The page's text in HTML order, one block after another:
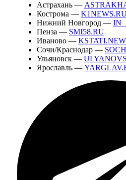
Астрахань —
Кострома —
Нижний Новгород —
Пенза — SMI58.RU
Иваново —
Сочи/Краснодар —
Ульяновск —
Ярославль —